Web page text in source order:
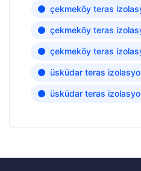
çekmeköy teras
çekmeköy teras
çekmeköy teras
üsküdar teras
üsküdar teras